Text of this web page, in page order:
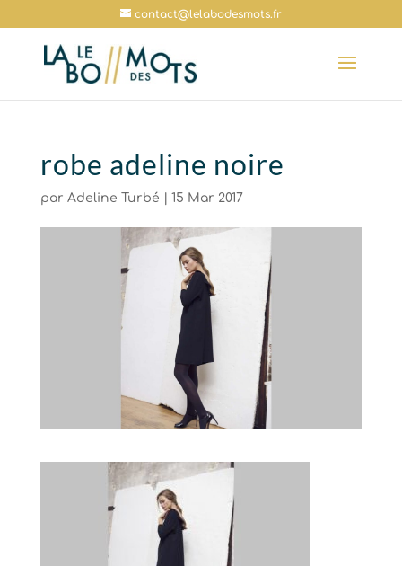
contact@lelabodesmots.fr
robe adeline noire
par Adeline Turbé 15 Mar 2017